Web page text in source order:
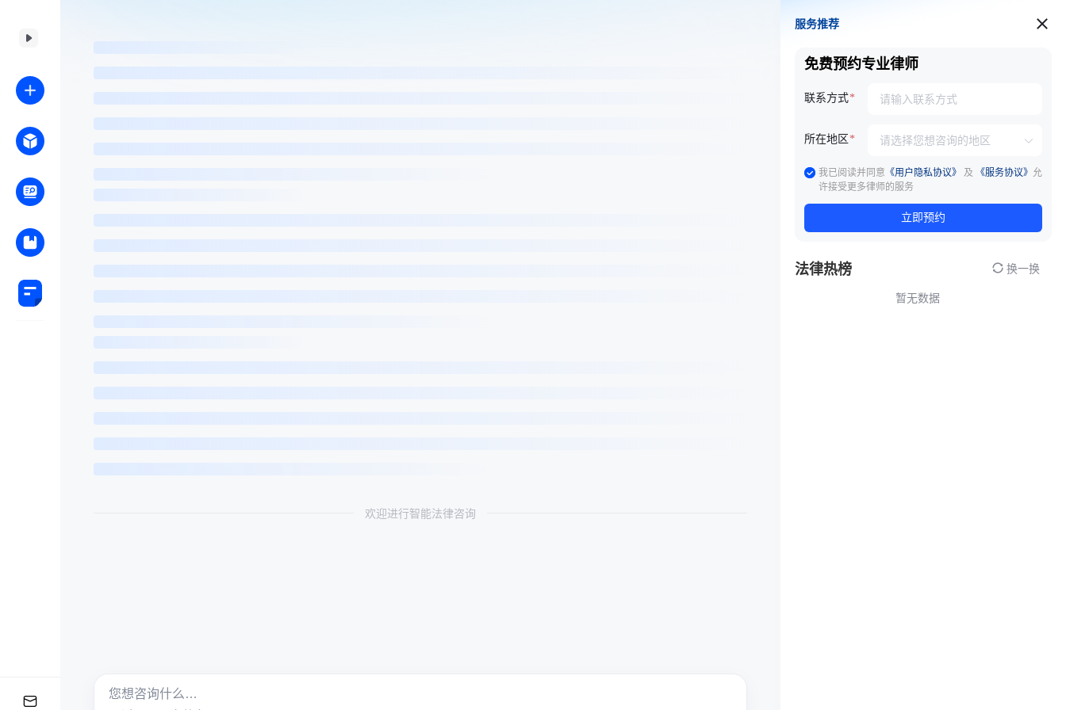
欢迎进行智能法律咨询
服务推荐
服务推荐
免费预约专业律师
联系方式
所在地区
我已阅读并同意 《用户隐私协议》 及 《服务协议》 允
许接受更多律师的服务
立即预约
法律热榜 换一换
暂无数据